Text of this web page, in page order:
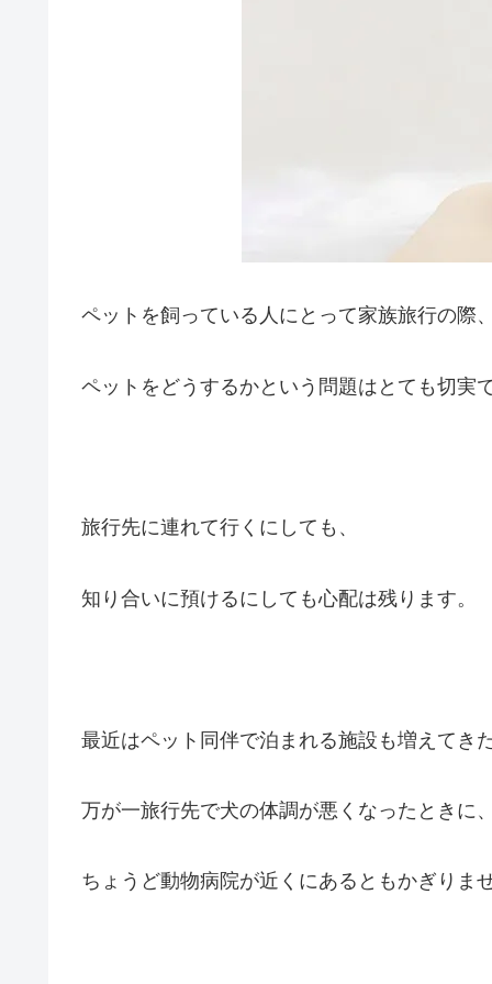
ペットを飼っている人にとって家族旅行の際
ペットをどうするかという問題はとても切実
旅行先に連れて行くにしても、
知り合いに預けるにしても心配は残ります。
最近はペット同伴で泊まれる施設も増えてき
万が一旅行先で犬の体調が悪くなったときに
ちょうど動物病院が近くにあるともかぎりま